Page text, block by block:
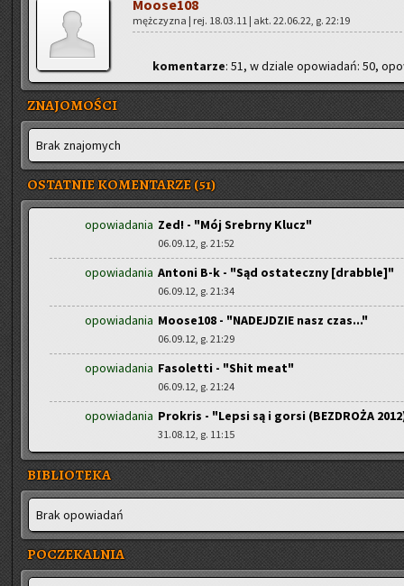
Mo­ose­108
męż­czy­zna | rej. 18.03.11 | akt. 22.06.22, g. 22:19
ko­men­ta­rze: 51, w dzia­le opo­wia­dań: 50,
ZNAJOMOŚCI
Brak zna­jo­mych
OSTATNIE KOMENTARZE (51)
opowiadania Zed! - "Mój Srebrny Klucz"
06.09.12, g. 21:52
opowiadania Antoni B-k - "Sąd ostateczny [drabble]"
06.09.12, g. 21:34
opowiadania Moose108 - "NADEJDZIE nasz czas..."
06.09.12, g. 21:29
opowiadania Fasoletti - "Shit meat"
06.09.12, g. 21:24
opowiadania Prokris - "Lepsi są i gorsi (BEZDROŻA
31.08.12, g. 11:15
BIBLIOTEKA
Brak opo­wia­dań
POCZEKALNIA